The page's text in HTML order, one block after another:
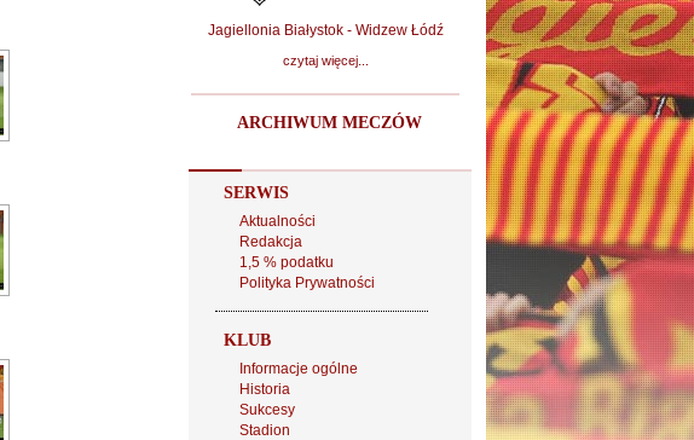
Jagiellonia Białystok - Widzew Łódź
czytaj więcej...
ARCHIWUM MECZÓW
SERWIS
Aktualności
Redakcja
1,5 % podatku
Polityka Prywatności
KLUB
Informacje ogólne
Historia
Sukcesy
Stadion